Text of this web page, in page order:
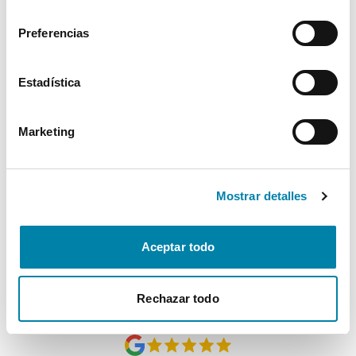
Preferencias
Estadística
Marketing
Mostrar detalles
Aceptar todo
Rechazar todo
Confort
específicos del vehículo.
Para cualquier duda, contacta con nuestro equipo.